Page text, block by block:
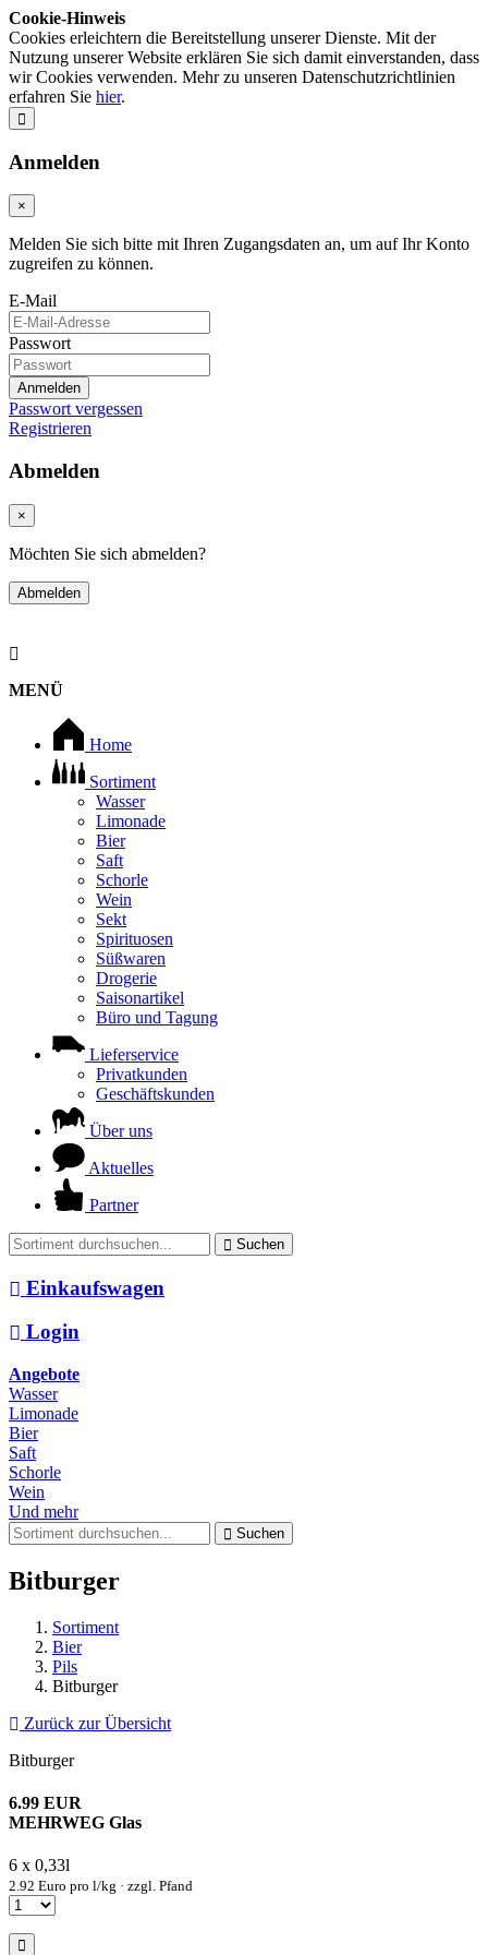
Cookie-Hinweis
Cookies erleichtern die Bereitstellung unserer Dienste. Mit der
Nutzung unserer Website erklären Sie sich damit einverstanden, dass
wir Cookies verwenden. Mehr zu unseren Datenschutzrichtlinien
erfahren Sie hier.
Anmelden
×
Melden Sie sich bitte mit Ihren Zugangsdaten an, um auf Ihr Konto
zugreifen zu können.
E-Mail
Passwort
Anmelden
Passwort vergessen
Registrieren
Abmelden
×
Möchten Sie sich abmelden?
Abmelden
MENÜ
Home
Sortiment
Wasser
Limonade
Bier
Saft
Schorle
Wein
Sekt
Spirituosen
Süßwaren
Drogerie
Saisonartikel
Büro und Tagung
Lieferservice
Privatkunden
Geschäftskunden
Über uns
Aktuelles
Partner
Suchen
Einkaufswagen
Login
Angebote
Wasser
Limonade
Bier
Saft
Schorle
Wein
Und mehr
Suchen
Bitburger
Sortiment
Bier
Pils
Bitburger
Zurück zur Übersicht
Bitburger
6.99 EUR
MEHRWEG Glas
6 x 0,33l
2.92 Euro pro l/kg · zzgl. Pfand